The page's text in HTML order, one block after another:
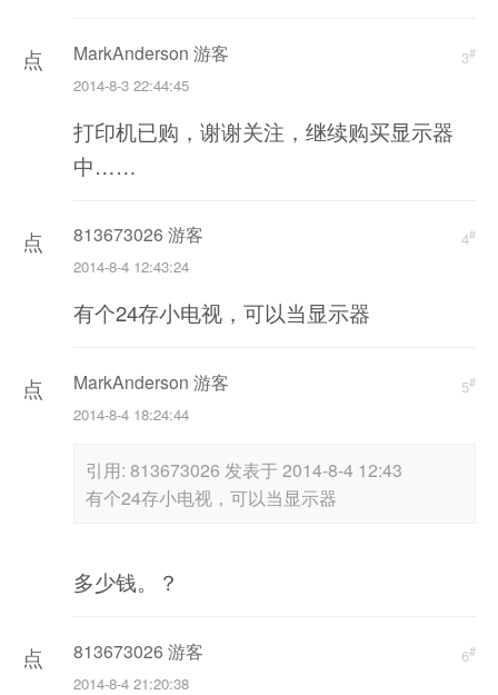
载
点
载
3#
MarkAnderson 游客
2014-8-3 22:44:45
打印机已购，谢谢关注，继续购买显示器
中……
点
加
4#
813673026 游客
2014-8-4 12:43:24
有个24存小电视，可以当显示器
点
5#
MarkAnderson 游客
2014-8-4 18:24:44
引用:813673026 发表于 2014-8-4 12:43
有个24存小电视，可以当显示器
多少钱。？
点
6#
813673026 游客
2014-8-4 21:20:38